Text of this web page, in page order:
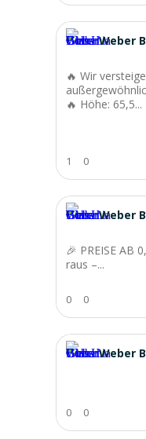
Weber
🔥 Wir
🔥 Höhe: 65,5...
1 0
Weber
🎉 PREISE AB
raus –...
0 0
Weber
0 0